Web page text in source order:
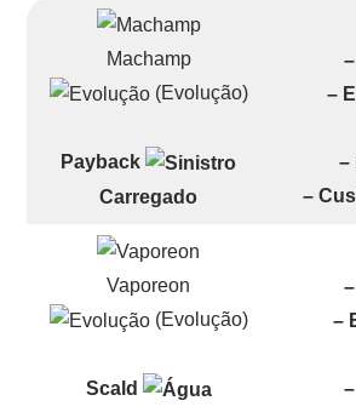
Machamp
(Evolução)
Payback
Carregado
–
–
–
Vaporeon
(Evolução)
Scald
–